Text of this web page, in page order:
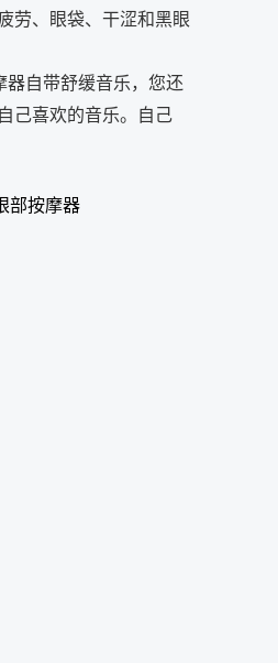
劳、眼袋、干涩和黑眼
自带舒缓音乐，您还
己喜欢的音乐。自己
部按摩器